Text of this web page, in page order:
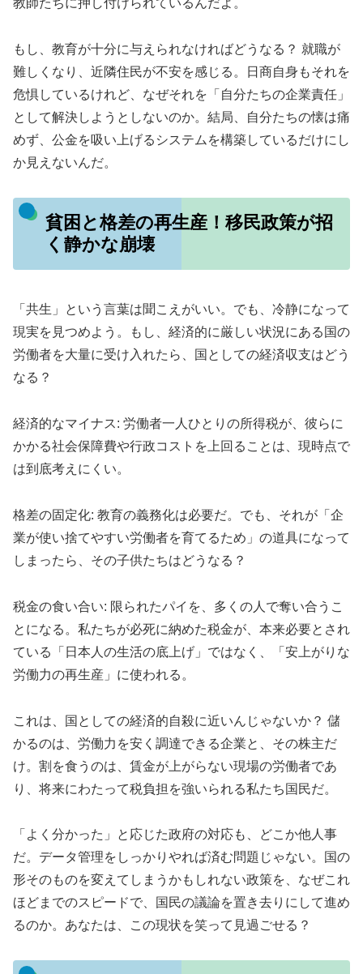
教師たちに押し付けられているんだよ。
もし、教育が十分に与えられなければどうなる？ 就職が
難しくなり、近隣住民が不安を感じる。日商自身もそれを
危惧しているけれど、なぜそれを「自分たちの企業責任」
として解決しようとしないのか。結局、自分たちの懐は痛
めず、公金を吸い上げるシステムを構築しているだけにし
か見えないんだ。
貧困と格差の再生産！移民政策が招
く静かな崩壊
「共生」という言葉は聞こえがいい。でも、冷静になって
現実を見つめよう。もし、経済的に厳しい状況にある国の
労働者を大量に受け入れたら、国としての経済収支はどう
なる？
経済的なマイナス: 労働者一人ひとりの所得税が、彼らに
かかる社会保障費や行政コストを上回ることは、現時点で
は到底考えにくい。
格差の固定化: 教育の義務化は必要だ。でも、それが「企
業が使い捨てやすい労働者を育てるため」の道具になって
しまったら、その子供たちはどうなる？
税金の食い合い: 限られたパイを、多くの人で奪い合うこ
とになる。私たちが必死に納めた税金が、本来必要とされ
ている「日本人の生活の底上げ」ではなく、「安上がりな
労働力の再生産」に使われる。
これは、国としての経済的自殺に近いんじゃないか？ 儲
かるのは、労働力を安く調達できる企業と、その株主だ
け。割を食うのは、賃金が上がらない現場の労働者であ
り、将来にわたって税負担を強いられる私たち国民だ。
「よく分かった」と応じた政府の対応も、どこか他人事
だ。データ管理をしっかりやれば済む問題じゃない。国の
形そのものを変えてしまうかもしれない政策を、なぜこれ
ほどまでのスピードで、国民の議論を置き去りにして進め
るのか。あなたは、この現状を笑って見過ごせる？